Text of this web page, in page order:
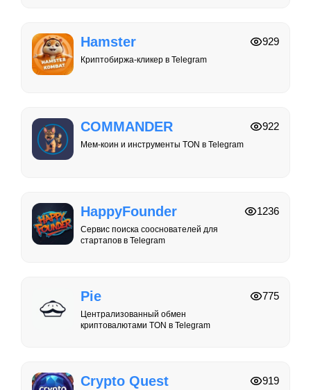
Hamster
Криптобиржа-кликер в Telegram
929
COMMANDER
Мем-коин и инструменты TON в Telegram
922
HappyFounder
Сервис поиска сооснователей для
стартапов в Telegram
1236
Pie
Централизованный обмен
криптовалютами TON в Telegram
775
Crypto Quest 919